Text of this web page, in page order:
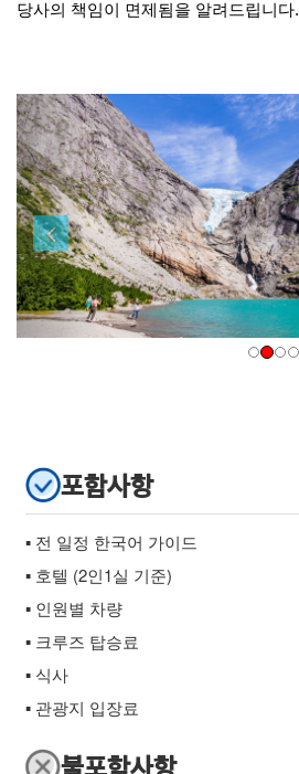
당사의 책임이 면제됨을 알려드립니다.
포함사항
▪ 전 일정 한국어 가이드
▪ 호텔 (2인1실 기준)
▪ 인원별 차량
▪ 크루즈 탑승료
▪ 식사
▪ 관광지 입장료
불포함사항